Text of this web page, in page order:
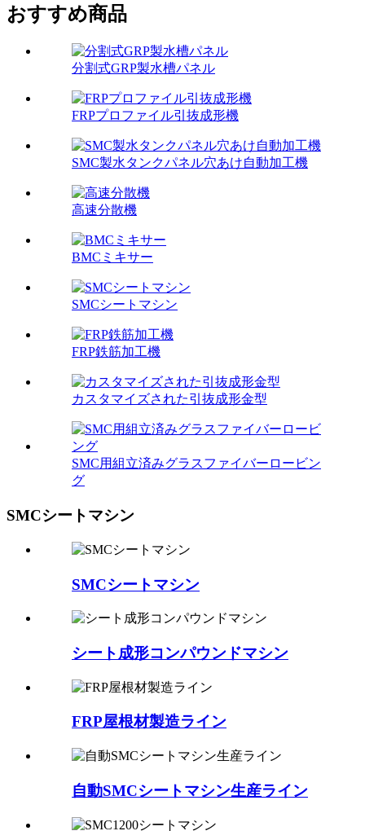
おすすめ商品
分割式GRP製水槽パネル
FRPプロファイル引抜成形機
SMC製水タンクパネル穴あけ自動加工機
高速分散機
BMCミキサー
SMCシートマシン
FRP鉄筋加工機
カスタマイズされた引抜成形金型
SMC用組立済みグラスファイバーロービン
グ
SMCシートマシン
SMCシートマシン
シート成形コンパウンドマシン
FRP屋根材製造ライン
自動SMCシートマシン生産ライン